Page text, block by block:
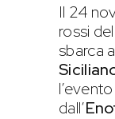
Il 24
rossi
sbarca
dall’